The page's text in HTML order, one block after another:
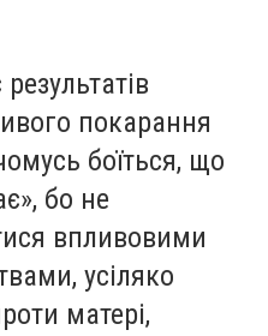
покарання
боїться, що
бо не
впливовими
усіляко
матері,